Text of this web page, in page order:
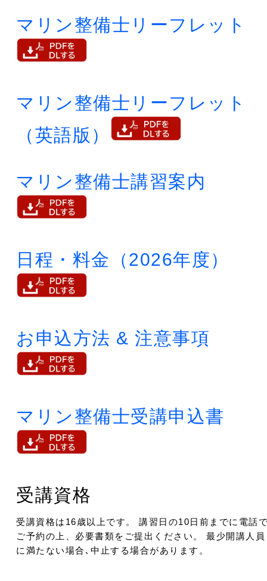
マリン整備士リーフレット
マリン整備士リーフレット
（英語版）
マリン整備士講習案内
日程・料金（2026年度）
お申込方法 & 注意事項
マリン整備士受講申込書
受講資格
受講資格は16歳以上です。 講習日の10日前までに電話
ご予約の上、必要書類をご提出ください。 最少開講人員
に満たない場合､中止する場合があります。